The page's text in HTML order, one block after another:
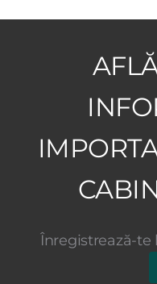
Înregistrează-te